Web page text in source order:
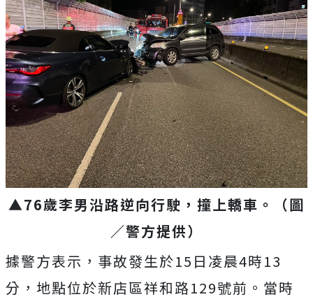
▲76歲李男沿路逆向行駛，撞上轎車。（圖
／警方提供）
據警方表示，事故發生於15日凌晨4時13
分，地點位於新店區祥和路129號前。當時